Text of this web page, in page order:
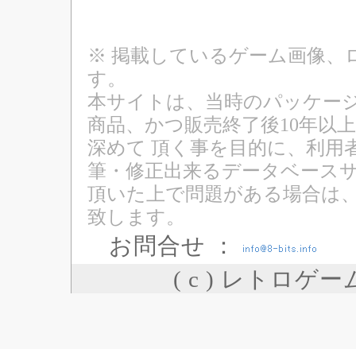
※ 掲載しているゲーム画像、
す。
本サイトは、当時のパッケー
商品、かつ販売終了後10年以
深めて 頂く事を目的に、利用
筆・修正出来るデータベース
頂いた上で問題がある場合は
致します。
お問合せ ：
( c ) レトロゲー